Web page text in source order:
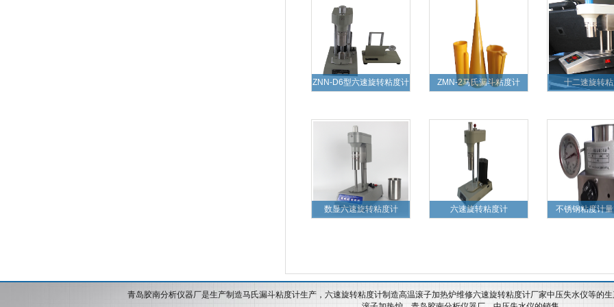
ZNN-D6型六速旋转粘度计 ZMN-2马氏漏斗粘度计 十二速旋转
数显六速旋转粘度计 六速旋转粘度计 不锈钢粘度计
青岛胶南分析仪器厂是生产制造马氏漏斗粘度计生产，六速旋转粘度计制造高温滚子加热炉维修六速旋转粘度计厂家中压失水仪等的